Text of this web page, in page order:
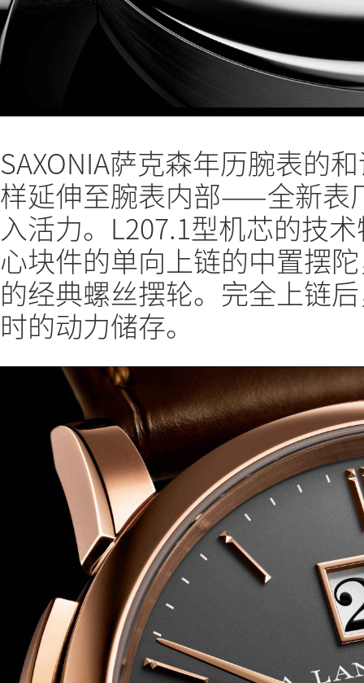
SAXONIA萨克森年历腕表的
样延伸至腕表内部——全新表
入活力。L207.1型机芯的技
心块件的单向上链的中置摆
的经典螺丝摆轮。完全上链
时的动力储存。